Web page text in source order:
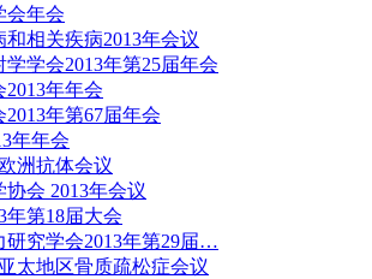
会年会
相关疾病2013年会议
学会2013年第25届年会
年年会
年第67届年会
年年会
洲抗体会议
协会 2013年会议
年第18届大会
研究学会2013年第29届…
太地区骨质疏松症会议